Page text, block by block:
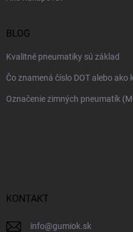
BLOG
Kvalitné pneumatiky sú základ
Čo znamená číslo DOT alebo
Označenie zimných pneumatík
KONTAKT
info@gumiok.sk